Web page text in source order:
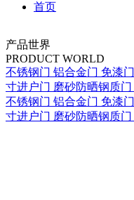
首页
产品世界
PRODUCT WORLD
不锈钢门 铝合金门 免漆门
寸进户门 磨砂防晒钢质门
不锈钢门 铝合金门 免漆门
寸进户门 磨砂防晒钢质门